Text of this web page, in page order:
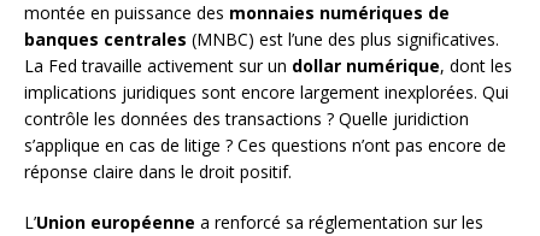
montée en puissance des monnaies numériques de
banques centrales (MNBC) est l’une des plus significatives.
La Fed travaille activement sur un dollar numérique, dont les
implications juridiques sont encore largement inexplorées. Qui
contrôle les données des transactions ? Quelle juridiction
s’applique en cas de litige ? Ces questions n’ont pas encore de
réponse claire dans le droit positif.
L’Union européenne a renforcé sa réglementation sur les